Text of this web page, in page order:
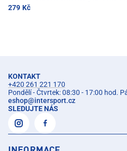
279 Kč
KONTAKT
+420 261 221 170
Pondělí - Čtvrtek: 08:30 - 17:00 hod.
eshop@intersport.cz
SLEDUJTE NÁS